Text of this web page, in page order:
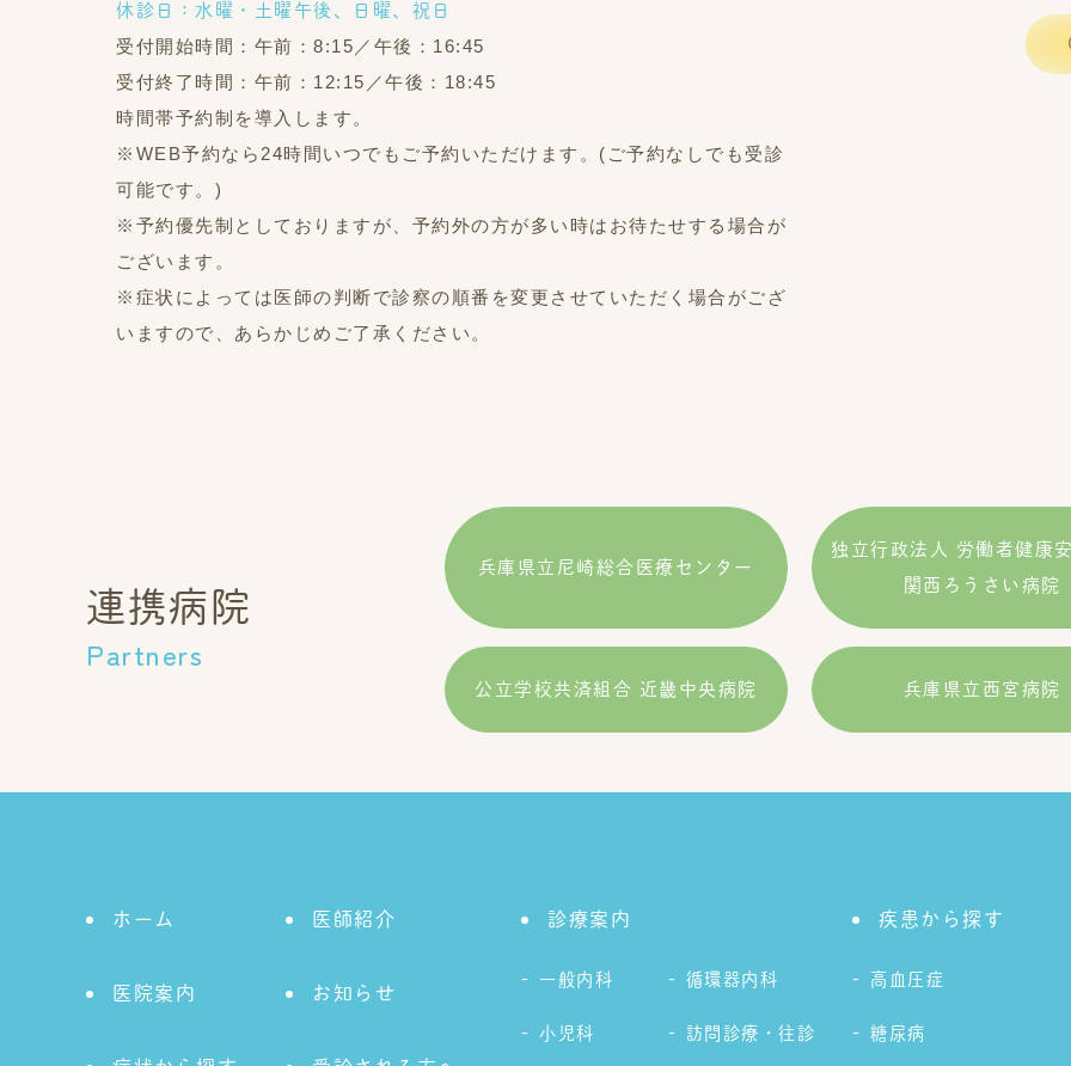
休診日：水曜・土曜午後、日曜、祝日
受付開始時間：午前：8:15／午後：16:45
受付終了時間：午前：12:15／午後：18:45
時間帯予約制を導入します。
※WEB予約なら24時間いつでもご予約いただけます。(ご予約なしでも受診
可能です。)
※予約優先制としておりますが、予約外の方が多い時はお待たせする場合が
ございます。
※症状によっては医師の判断で診察の順番を変更させていただく場合がござ
いますので、あらかじめご了承ください。
連携病院
Partners
兵庫県立尼崎総合医療センター
独立行政法人 労働者健康
関西ろうさい病院
公⽴学校共済組合 近畿中央病院 兵庫県立西宮病院
ホーム 医師紹介
医院案内 お知らせ
診療案内
一般内科 循環器内科
小児科 訪問診療・往診
疾患から探す
高血圧症
糖尿病